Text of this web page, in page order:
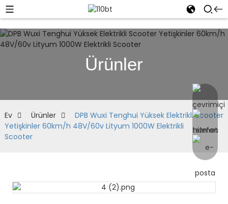
Ürünler
Ev Ürünler
DPB Wuxi Tenghui Yüksek Elektrikli Scooter
Yetişkinler 60km/h 48V/60v Lityum 1000W Elektrikli
Scooter